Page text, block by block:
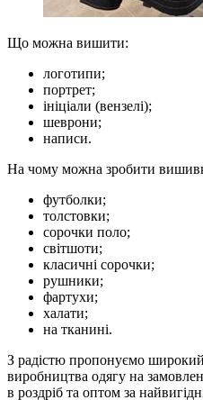
Що можна вишити:
логотипи;
портрет;
ініціали (вензелі);
шеврони;
написи.
На чому можна зробити
футболки;
толстовки;
сорочки поло;
світшоти;
класичні сорочки;
рушники;
фартухи;
халати;
на тканині.
З радістю пропонуємо
виробництва одягу на
в роздріб та оптом за